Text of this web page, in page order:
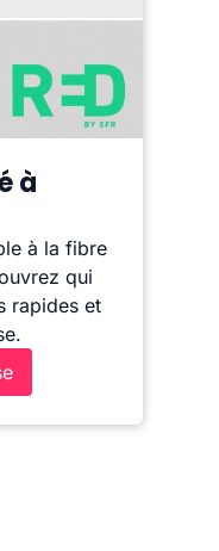
à
à la fibre
qui
rapides et